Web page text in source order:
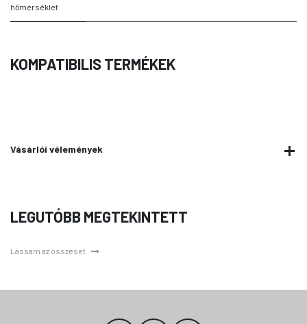
hőmérséklet
KOMPATIBILIS TERMÉKEK
Vásárlói vélemények
LEGUTÓBB MEGTEKINTETT
Lássam az összeset